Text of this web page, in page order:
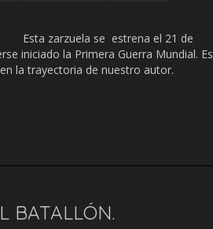
Esta zarzuela se estrena el 21 de
iniciado la Primera Guerra Mundial. Es
la trayectoria de nuestro autor.
BATALLÓN.